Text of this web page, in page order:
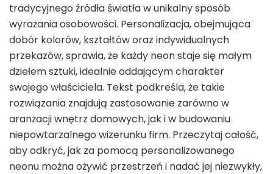
tradycyjnego źródła światła w unikalny sposób
wyrażania osobowości. Personalizacja, obejmująca
dobór kolorów, kształtów oraz indywidualnych
przekazów, sprawia, że każdy neon staje się małym
dziełem sztuki, idealnie oddającym charakter
swojego właściciela. Tekst podkreśla, że takie
rozwiązania znajdują zastosowanie zarówno w
aranżacji wnętrz domowych, jak i w budowaniu
niepowtarzalnego wizerunku firm. Przeczytaj całość,
aby odkryć, jak za pomocą personalizowanego
neonu można ożywić przestrzeń i nadać jej niezwykły,